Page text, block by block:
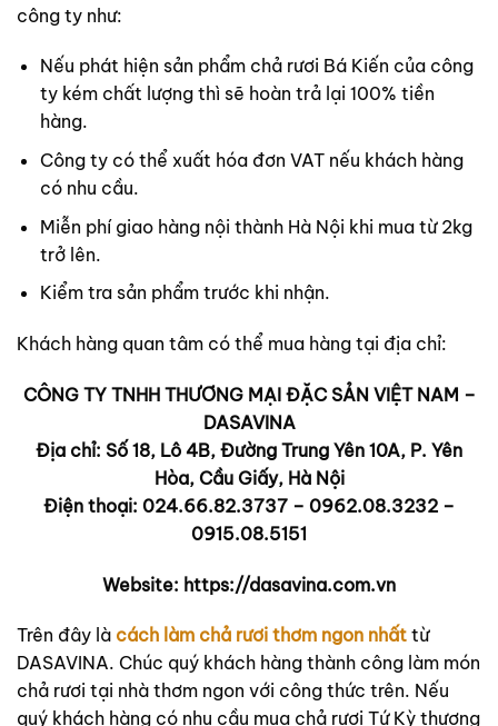
công ty như:
Nếu phát hiện sản phẩm chả rươi Bá Kiến của công
ty kém chất lượng thì sẽ hoàn trả lại 100% tiền
hàng.
Công ty có thể xuất hóa đơn VAT nếu khách hàng
có nhu cầu.
Miễn phí giao hàng nội thành Hà Nội khi mua từ 2kg
trở lên.
Kiểm tra sản phẩm trước khi nhận.
Khách hàng quan tâm có thể mua hàng tại địa chỉ:
CÔNG TY TNHH THƯƠNG MẠI ĐẶC SẢN VIỆT NAM –
DASAVINA
Địa chỉ: Số 18, Lô 4B, Đường Trung Yên 10A, P. Yên
Hòa, Cầu Giấy, Hà Nội
Điện thoại: 024.66.82.3737 – 0962.08.3232 –
0915.08.5151
Website: https://dasavina.com.vn
Trên đây là cách làm chả rươi thơm ngon nhất từ
DASAVINA. Chúc quý khách hàng thành công làm món
chả rươi tại nhà thơm ngon với công thức trên. Nếu
quý khách hàng có nhu cầu mua chả rươi Tứ Kỳ thương